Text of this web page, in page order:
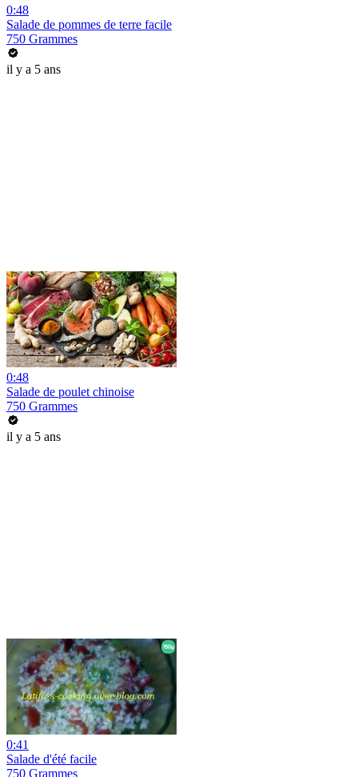
0:48
Salade de pommes de terre facile
750 Grammes
il y a 5 ans
0:48
Salade de poulet chinoise
750 Grammes
il y a 5 ans
0:41
Salade d'été facile
750 Grammes